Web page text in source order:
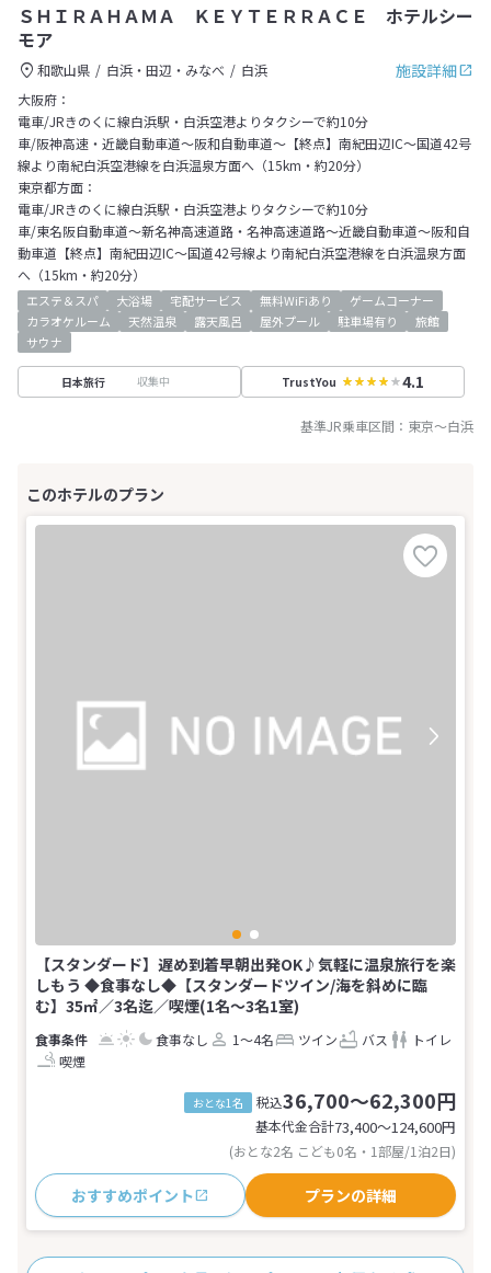
ＳＨＩＲＡＨＡＭＡ ＫＥＹＴＥＲＲＡＣＥ ホテルシー
モア
施設詳細
和歌山県 白浜・田辺・みなべ
白浜
大阪府：
電車/JRきのくに線白浜駅・白浜空港よりタクシーで約10分
車/阪神高速・近畿自動車道～阪和自動車道～【終点】南紀田辺IC～国道42号
線より南紀白浜空港線を白浜温泉方面へ（15km・約20分）
東京都方面：
電車/JRきのくに線白浜駅・白浜空港よりタクシーで約10分
車/東名阪自動車道～新名神高速道路・名神高速道路～近畿自動車道～阪和自
動車道【終点】南紀田辺IC～国道42号線より南紀白浜空港線を白浜温泉方面
へ（15km・約20分）
エステ＆スパ 大浴場 宅配サービス 無料WiFiあり
ゲームコーナー
カラオケルーム
天然温泉 露天風呂 屋外プール 駐車場有り
旅館
サウナ
日本旅行 収集中 TrustYou 4.1
基準JR乗車区間： 東京～白浜
【スタンダード】遅め到着早朝出発OK♪気軽に温泉旅行を楽
しもう ◆食事なし◆【スタンダードツイン/海を斜めに臨
む】35㎡／3名迄／喫煙(1名～3名1室)
食事なし 1～4名 ツイン バス
トイレ
喫煙
おとな1名 税込36,700～62,300円
基本代金合計73,400〜124,600円
(おとな2名 こども0名・1部屋/1泊2日)
おすすめポイント プランの詳細